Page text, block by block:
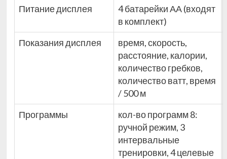
Питание дисплея
4 батарейки АА (входят
в комплект)
Показания дисплея
время, скорость,
расстояние, калории,
количество гребков,
количество ватт, время
/ 500 м
Программы
кол-во программ 8:
ручной режим, 3
интервальные
тренировки, 4 целевые